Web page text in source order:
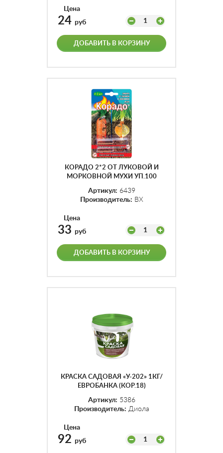
Цена
24 руб 1
ДОБАВИТЬ В КОРЗИНУ
КОРАДО 2*2 ОТ ЛУКОВОЙ И
МОРКОВНОЙ МУХИ УП.100
Артикул: 6439
Производитель: ВХ
Цена
33 руб 1
ДОБАВИТЬ В КОРЗИНУ
КРАСКА САДОВАЯ «У-202» 1КГ/
ЕВРОБАНКА (КОР.18)
Артикул: 5386
Производитель: Диола
Цена
92 руб 1